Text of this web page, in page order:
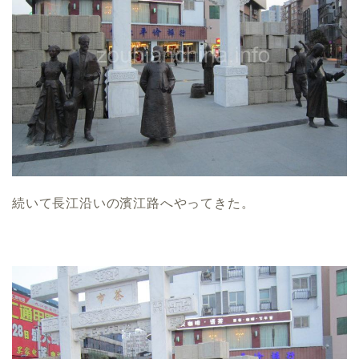
続いて長江沿いの濱江路へやってきた。